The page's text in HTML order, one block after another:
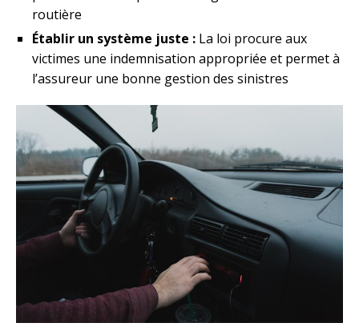
routière
Établir un système juste : La loi procure aux
victimes une indemnisation appropriée et permet à
l’assureur une bonne gestion des sinistres